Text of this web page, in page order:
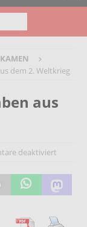
dem 2. Weltkrieg
aus
deaktiviert